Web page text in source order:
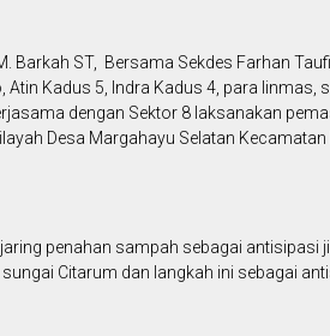
Barkah ST, Bersama Sekdes Farhan
Kadus 5, Indra Kadus 4, para linmas,
dengan Sektor 8 laksanakan
Desa Margahayu Selatan
penahan sampah sebagai antisipasi
Citarum dan langkah ini sebagai